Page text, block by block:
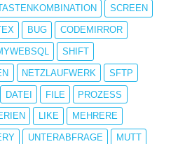
SCREEN
BUG CODEMIRROR
SHIFT
NETZLAUFWERK SFTP
DATEI FILE PROZESS
LIKE MEHRERE
UNTERABFRAGE MUTT